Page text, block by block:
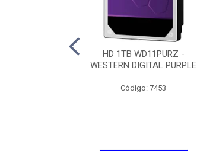
HD 1TB WD11PURZ -
WESTERN DIGITAL PURPLE
Código: 7453